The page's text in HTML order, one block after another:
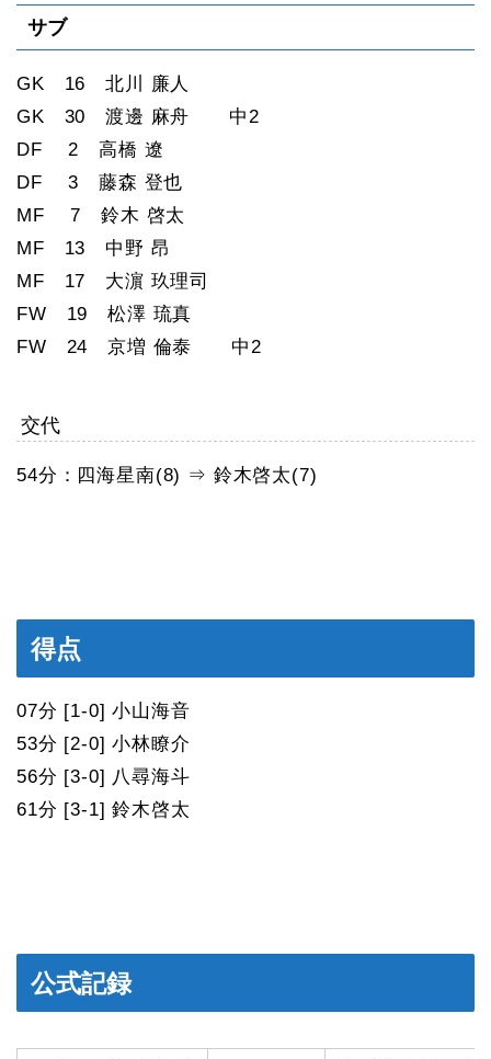
サブ
GK 16 北川 廉人
GK 30 渡邊 麻舟 中2
DF 2 高橋 遼
DF 3 藤森 登也
MF 7 鈴木 啓太
MF 13 中野 昂
MF 17 大濵 玖理司
FW 19 松澤 琉真
FW 24 京増 倫泰 中2
交代
54分：四海星南(8) ⇒ 鈴木啓太(7)
得点
07分 [1-0] 小山海音
53分 [2-0] 小林瞭介
56分 [3-0] 八尋海斗
61分 [3-1] 鈴木啓太
公式記録